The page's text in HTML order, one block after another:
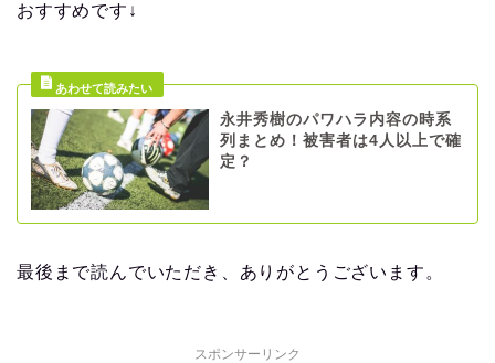
おすすめです↓
永井秀樹のパワハラ内容の時系
列まとめ！被害者は4人以上で確
定？
最後まで読んでいただき、ありがとうございます。
スポンサーリンク